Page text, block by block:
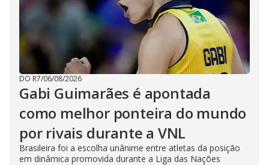
DO R7/06/08/2026
Gabi Guimarães é apontada
como melhor ponteira do mundo
por rivais durante a VNL
Brasileira foi a escolha unânime entre atletas da posição
em dinâmica promovida durante a Liga das Nações